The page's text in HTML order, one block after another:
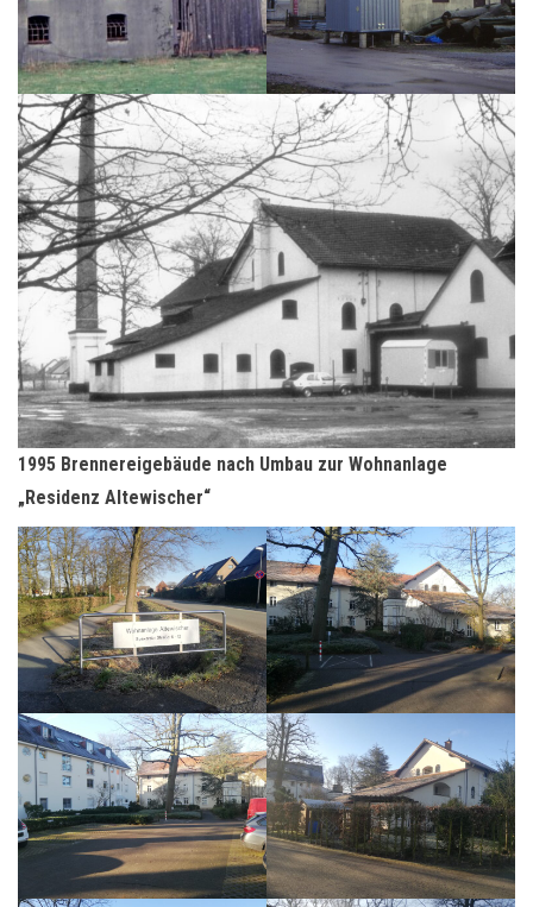
1995 Brennereigebäude nach Umbau zur Wohnanlage
„Residenz Altewischer“